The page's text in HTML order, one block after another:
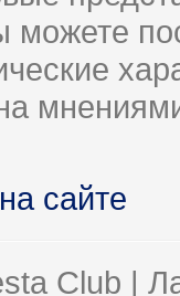
можете
сайте
Club |